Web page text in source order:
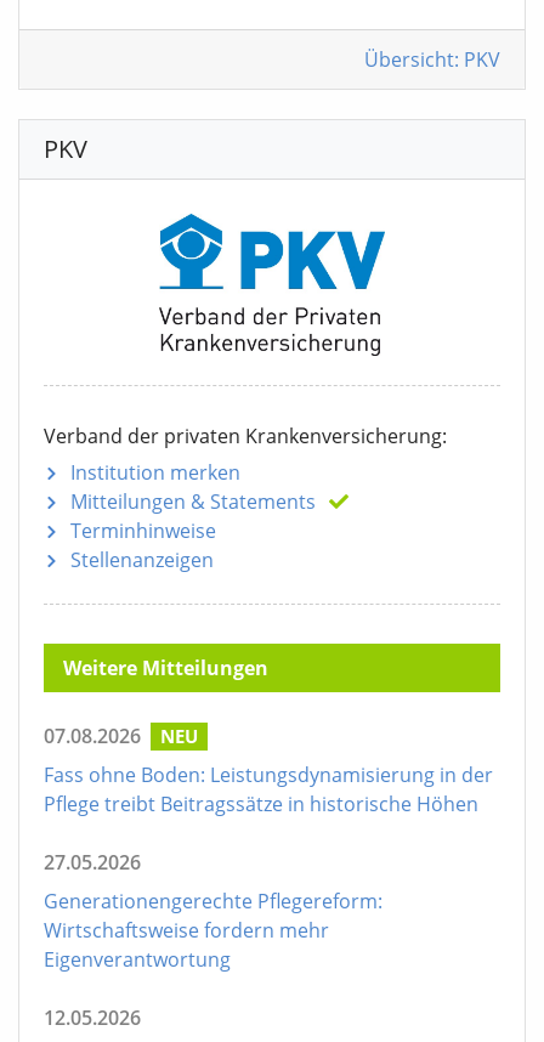
Übersicht: PKV
PKV
Verband der privaten Krankenversicherung:
Institution merken
Mitteilungen & Statements
Terminhinweise
Stellenanzeigen
Weitere Mitteilungen
07.08.2026 NEU
Fass ohne Boden: Leistungsdynamisierung in der
Pflege treibt Beitragssätze in historische Höhen
27.05.2026
Generationengerechte Pflegereform:
Wirtschaftsweise fordern mehr
Eigenverantwortung
12.05.2026